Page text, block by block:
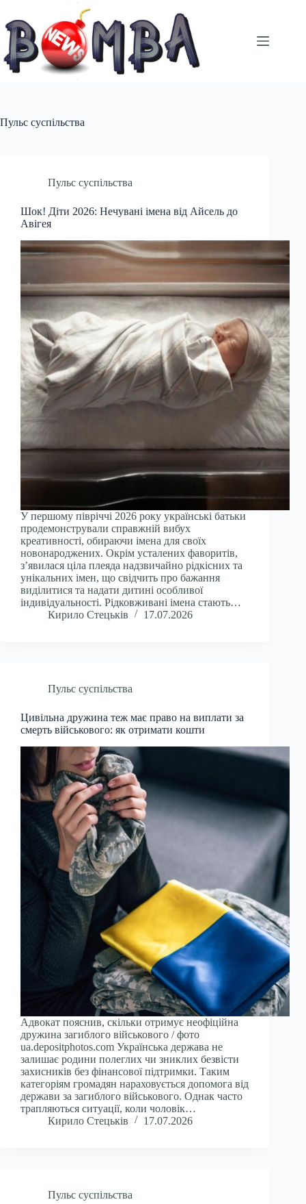
вмісту
Пульс суспільства
Пульс суспільства
Шок! Діти 2026: Нечувані імена від Айсель до
Авігея
У першому півріччі 2026 року українські батьки
продемонстрували справжній вибух
креативності, обираючи імена для своїх
новонароджених. Окрім усталених фаворитів,
з’явилася ціла плеяда надзвичайно рідкісних та
унікальних імен, що свідчить про бажання
виділитися та надати дитині особливої
індивідуальності. Рідковживані імена стають…
Кирило Стецьків
17.07.2026
Пульс суспільства
Цивільна дружина теж має право на виплати за
смерть військового: як отримати кошти
Адвокат пояснив, скільки отримує неофіційна
дружина загиблого військового / фото
ua.depositphotos.com Українська держава не
залишає родини полеглих чи зниклих безвісти
захисників без фінансової підтримки. Таким
категоріям громадян нараховується допомога від
держави за загиблого військового. Однак часто
трапляються ситуації, коли чоловік…
Кирило Стецьків
17.07.2026
Пульс суспільства